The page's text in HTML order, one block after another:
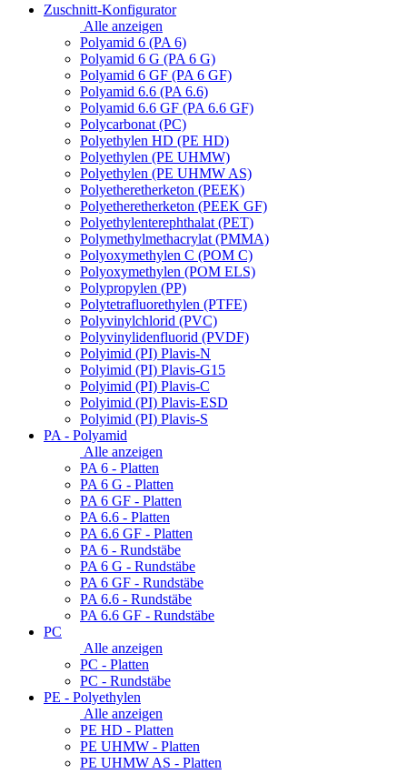
Zuschnitt-Konfigurator
Alle anzeigen
Polyamid 6 (PA 6)
Polyamid 6 G (PA 6 G)
Polyamid 6 GF (PA 6 GF)
Polyamid 6.6 (PA 6.6)
Polyamid 6.6 GF (PA 6.6 GF)
Polycarbonat (PC)
Polyethylen HD (PE HD)
Polyethylen (PE UHMW)
Polyethylen (PE UHMW AS)
Polyetheretherketon (PEEK)
Polyetheretherketon (PEEK GF)
Polyethylenterephthalat (PET)
Polymethylmethacrylat (PMMA)
Polyoxymethylen C (POM C)
Polyoxymethylen (POM ELS)
Polypropylen (PP)
Polytetrafluorethylen (PTFE)
Polyvinylchlorid (PVC)
Polyvinylidenfluorid (PVDF)
Polyimid (PI) Plavis-N
Polyimid (PI) Plavis-G15
Polyimid (PI) Plavis-C
Polyimid (PI) Plavis-ESD
Polyimid (PI) Plavis-S
PA - Polyamid
Alle anzeigen
PA 6 - Platten
PA 6 G - Platten
PA 6 GF - Platten
PA 6.6 - Platten
PA 6.6 GF - Platten
PA 6 - Rundstäbe
PA 6 G - Rundstäbe
PA 6 GF - Rundstäbe
PA 6.6 - Rundstäbe
PA 6.6 GF - Rundstäbe
PC
Alle anzeigen
PC - Platten
PC - Rundstäbe
PE - Polyethylen
Alle anzeigen
PE HD - Platten
PE UHMW - Platten
PE UHMW AS - Platten